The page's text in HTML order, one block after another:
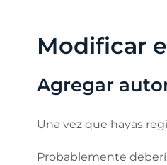
Modificar
Agregar
Una vez que hayas
Probablemente